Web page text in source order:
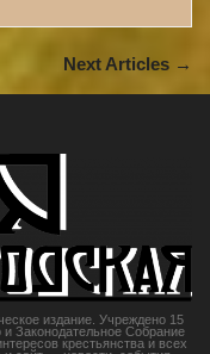
Next Articles →
издание. Учреждено 15
и Законодательное Собрание
крестьянства и всех